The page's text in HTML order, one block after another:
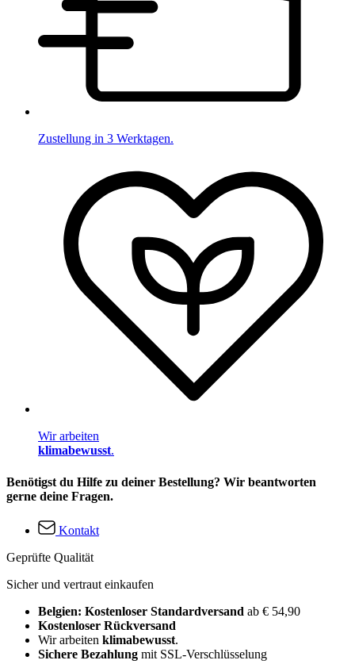
Zustellung in 3 Werktagen.
Wir arbeiten
klimabewusst.
Benötigst du Hilfe zu deiner Bestellung? Wir beantworten
gerne deine Fragen.
Kontakt
Geprüfte Qualität
Sicher und vertraut einkaufen
Belgien: Kostenloser Standardversand ab € 54,90
Kostenloser Rückversand
Wir arbeiten klimabewusst.
Sichere Bezahlung mit SSL-Verschlüsselung